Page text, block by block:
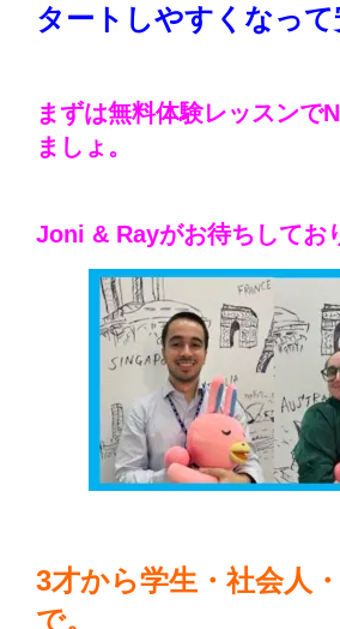
タートしやすくなって
まずは無料体験レッスンで
ましょ。
Joni & Rayがお待ちしてお
3才から学生・社会人
で。